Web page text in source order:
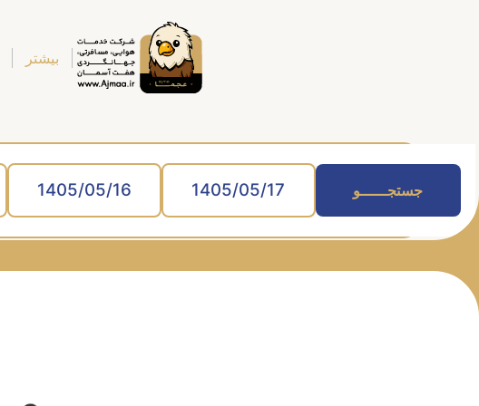
بیشتر
جستجــــــو